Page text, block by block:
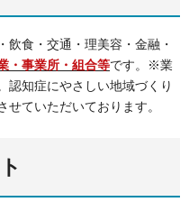
飲食・交通・理美容・金融・
・事業所・組合等です。※業
認知症にやさしい地域づくり
ていただいております。